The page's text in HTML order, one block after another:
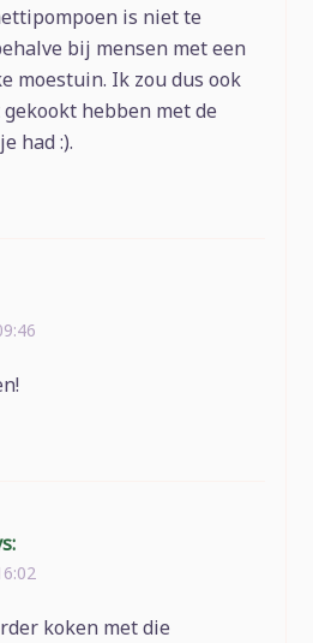
is niet te
bij mensen met een
moestuin. Ik zou dus ook
hebben met de
had :).
koken met die